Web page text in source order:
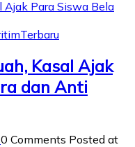
Terbaru
Kasal Ajak
dan Anti
0 Comments Posted at